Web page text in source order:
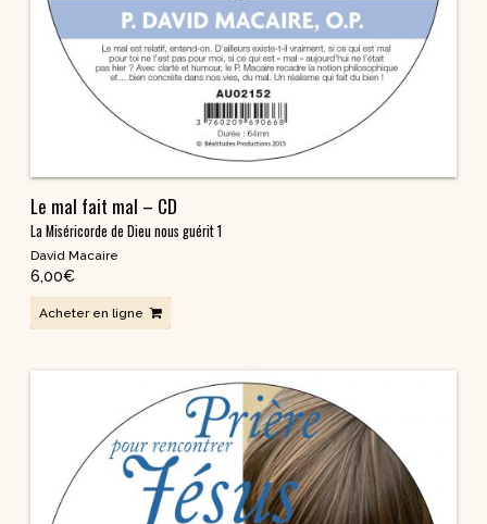
Le mal fait mal – CD
La Miséricorde de Dieu nous guérit 1
David Macaire
6,00€
Acheter en ligne